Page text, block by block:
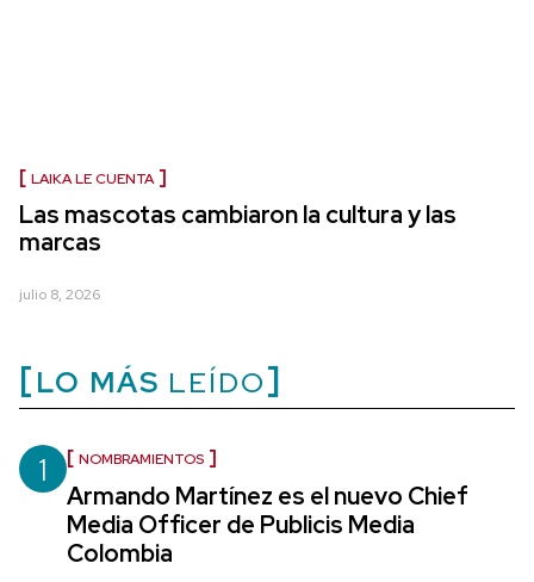
LAIKA LE CUENTA
Las mascotas cambiaron la cultura y las
marcas
julio 8, 2026
LO MÁS LEÍDO
1 NOMBRAMIENTOS
Armando Martínez es el nuevo Chief
Media Officer de Publicis Media
Colombia